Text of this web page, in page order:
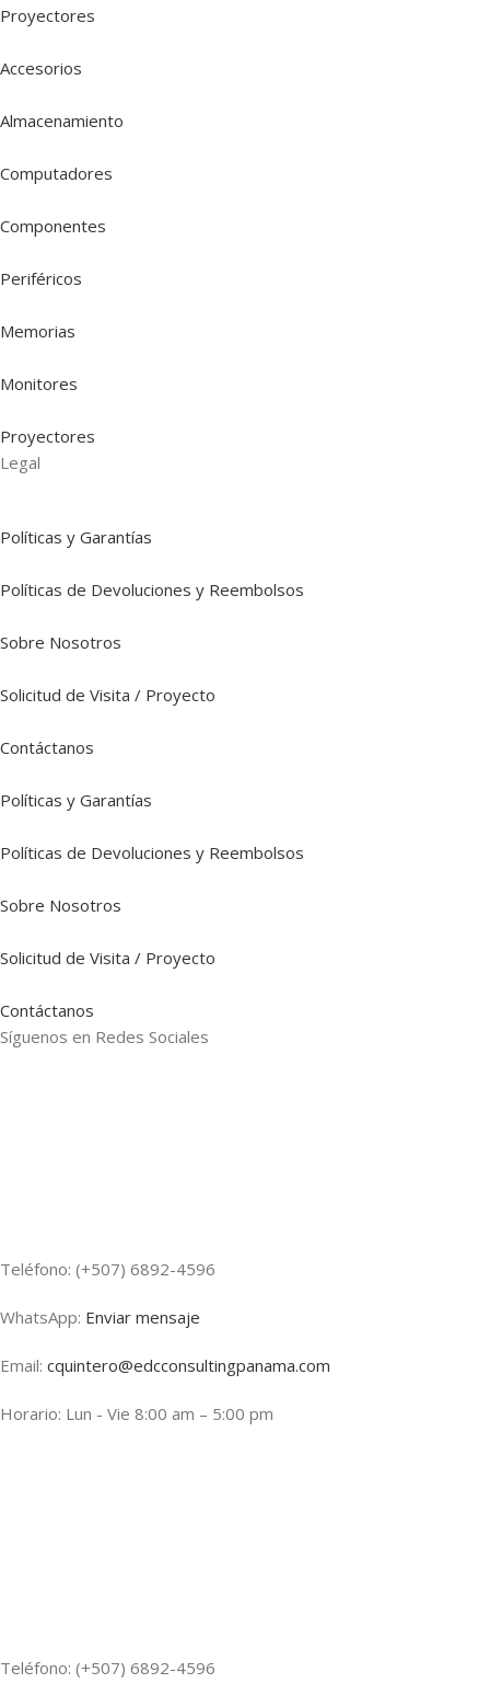
Proyectores
Accesorios
Almacenamiento
Computadores
Componentes
Periféricos
Memorias
Monitores
Proyectores
Legal
Políticas y Garantías
Políticas de Devoluciones y Reembolsos
Sobre Nosotros
Solicitud de Visita / Proyecto
Contáctanos
Políticas y Garantías
Políticas de Devoluciones y Reembolsos
Sobre Nosotros
Solicitud de Visita / Proyecto
Contáctanos
Síguenos en Redes Sociales
Teléfono: (+507) 6892-4596
WhatsApp: Enviar mensaje
Email: cquintero@edcconsultingpanama.com
Horario: Lun - Vie 8:00 am – 5:00 pm
Teléfono: (+507) 6892-4596